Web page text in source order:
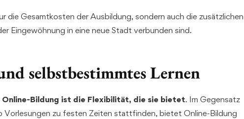
die Gesamtkosten der Ausbildung, sondern auch die zusätzlichen
Eingewöhnung in eine neue Stadt verbunden sind.
selbstbestimmtes Lernen
Bildung ist die Flexibilität, die sie bietet. Im Gegensatz
Vorlesungen zu festen Zeiten stattfinden, bietet Online-Bildung